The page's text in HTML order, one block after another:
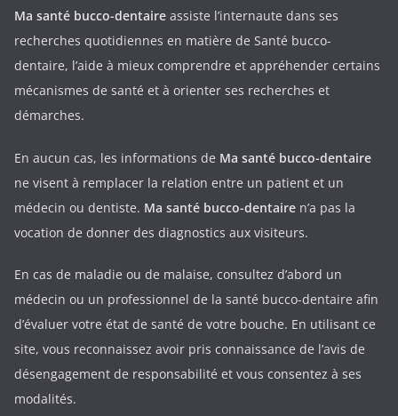
Ma santé bucco-dentaire assiste l’internaute dans ses
recherches quotidiennes en matière de Santé bucco-
dentaire, l’aide à mieux comprendre et appréhender certains
mécanismes de santé et à orienter ses recherches et
démarches.
En aucun cas, les informations de Ma santé bucco-dentaire
ne visent à remplacer la relation entre un patient et un
médecin ou dentiste. Ma santé bucco-dentaire n’a pas la
vocation de donner des diagnostics aux visiteurs.
En cas de maladie ou de malaise, consultez d’abord un
médecin ou un professionnel de la santé bucco-dentaire afin
d’évaluer votre état de santé de votre bouche. En utilisant ce
site, vous reconnaissez avoir pris connaissance de l’avis de
désengagement de responsabilité et vous consentez à ses
modalités.